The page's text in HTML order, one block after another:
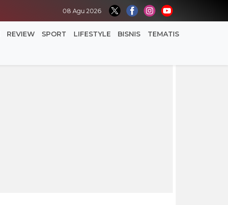
08 Agu 2026
REVIEW SPORT LIFESTYLE BISNIS TEMATIS